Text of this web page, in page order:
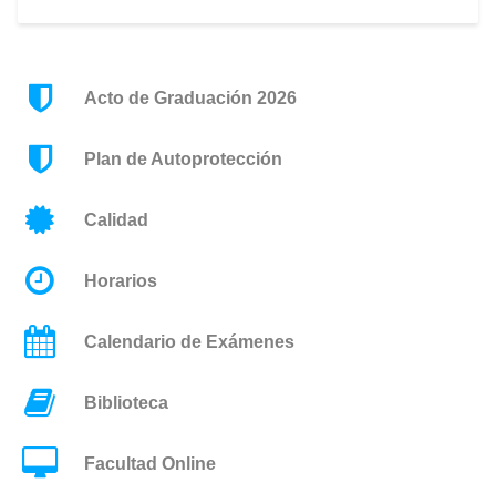
Acto de Graduación 2026
Plan de Autoprotección
Calidad
Horarios
Calendario de Exámenes
Biblioteca
Facultad Online